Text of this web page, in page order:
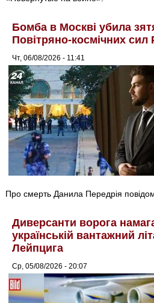
Бомба в Москві убила
Повітряно-космічних сил
Чт, 06/08/2026 - 11:41
Про смерть Данила Передрія
Диверсанти ворога
українській вантажний
Лейпцига
Ср, 05/08/2026 - 20:07